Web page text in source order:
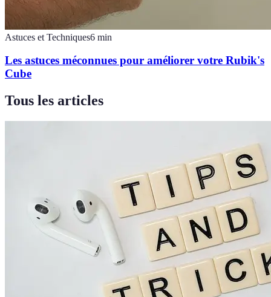
Astuces et Techniques6 min
Les astuces méconnues pour améliorer votre Rubik's
Cube
Tous les articles